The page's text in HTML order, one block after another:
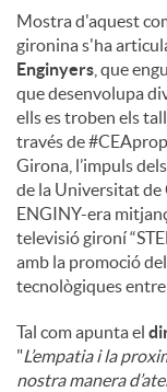
Mostra d'aquest
gironina s'ha
Enginyers , que
que desenvolupa
ells es troben els
través de
Girona, l’impuls
de la Universitat de
ENGINY-era
televisió gironí
amb la promoció
tecnològiques
Tal com apunta el
"L’empatia i la
nostra manera